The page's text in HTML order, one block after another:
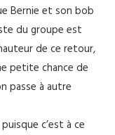
Bernie et son bob
du groupe est
de ce retour,
petite chance de
passe à autre
c’est à ce